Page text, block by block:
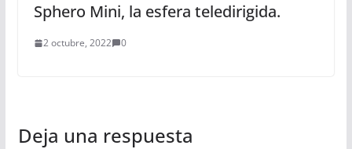
Sphero Mini, la esfera teledirigida.
2 octubre, 2022 0
Deja una respuesta